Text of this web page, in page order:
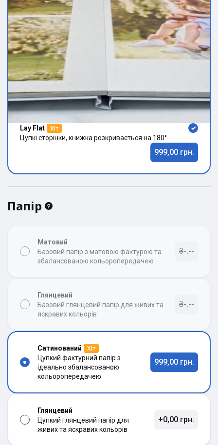
Lay Flat Хіт
Цупкі сторінки, книжка розкривається на 180°
999,00 грн.
Папір
Матовий
Базовий папір з матовою фактурою та
збалансованою кольоропередачею
₴-.--
Глянцевий
Базовий глянцевий папір для живих та
яскравих кольорів
₴-.--
Сатинований Хіт
Цупкий фактурний папір з
ідеально збалансованою
кольоропередачею
999,00 грн.
Глянцевий
Цупкий глянцевий папір для
живих та яскравих кольорів
+0,00 грн.